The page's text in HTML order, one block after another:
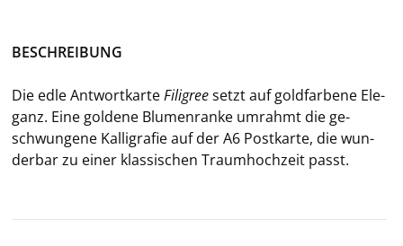
BE­SCHREI­BUNG
Die edle Ant­wort­kar­teFi­ligreesetzt auf gold­far­be­ne Ele­
ganz. Eine gol­de­ne Blu­men­ran­ke um­rahmt die ge­
schwun­ge­ne Kal­li­gra­fie auf der A6 Post­kar­te, die wun­
der­bar zu einer klas­si­schen Traum­hoch­zeit passt.